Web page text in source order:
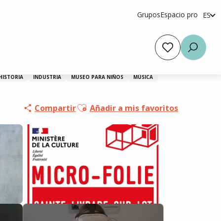
GruposEspacio pro ES
en
INDUSTRIA MUSEO PARA NIÑOS
MÚSICA
CompartirAjouter aux favoris
Añadir a mis favoritos